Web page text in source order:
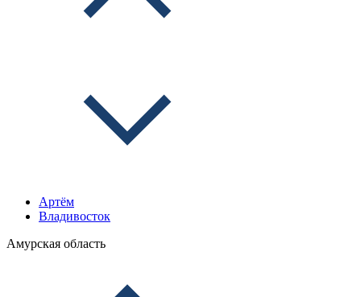
Артём
Владивосток
Амурская область